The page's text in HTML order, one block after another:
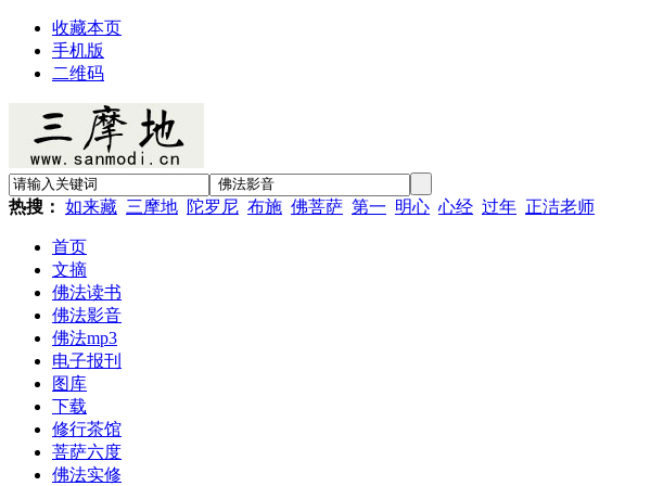
收藏本页
手机版
二维码
热搜： 如来藏 三摩地 陀罗尼 布施 佛菩萨 第一 明心 心经 过年 正洁老师
首页
文摘
佛法读书
佛法影音
佛法mp3
电子报刊
图库
下载
修行茶馆
菩萨六度
佛法实修